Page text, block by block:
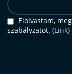
Elolvastam,
szabályzatot. (Link)